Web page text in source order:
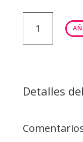
cantidad
Detalles